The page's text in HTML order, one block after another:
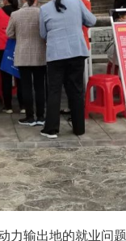
输出地的就业问